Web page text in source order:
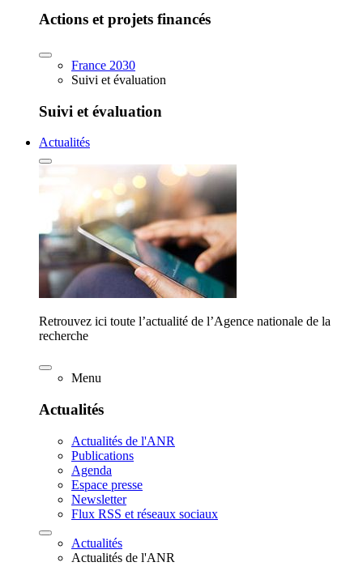
Actions et projets financés
France 2030
Suivi et évaluation
Suivi et évaluation
Actualités
Retrouvez ici toute l’actualité de l’Agence nationale de la
recherche
Menu
Actualités
Actualités de l'ANR
Publications
Agenda
Espace presse
Newsletter
Flux RSS et réseaux sociaux
Actualités
Actualités de l'ANR